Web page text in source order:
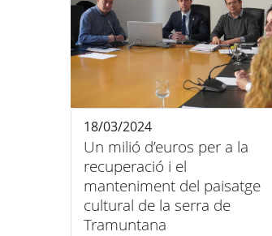
Un milió d’euros per a la
recuperació i el
manteniment del paisatge
cultural de la serra de
Tramuntana
18/03/2024